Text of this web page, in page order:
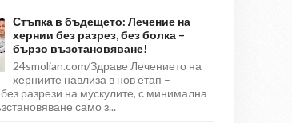
Стъпка в бъдещето: Лечение на
хернии без разрез, без болка –
бързо възстановяване!
24smolian.com/Здраве Лечението на
херниите навлиза в нов етап –
разрези на мускулите, с минимална
само з...